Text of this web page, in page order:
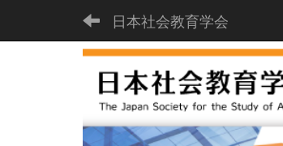
日本社会教育学会